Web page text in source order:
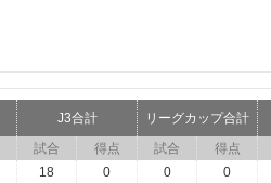
J3合計 リーグカップ合計
試合 得点 試合 得点
18 0 0 0